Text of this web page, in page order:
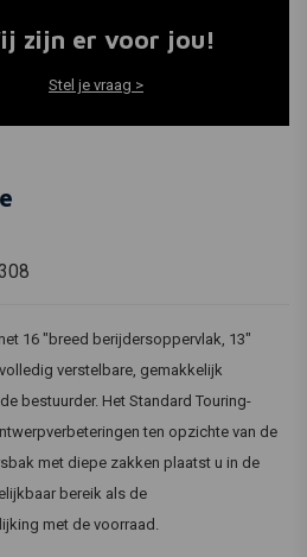
zijn er voor jou!
Stel je vraag >
16 "breed berijdersoppervlak, 13"
verstelbare, gemakkelijk
bestuurder. Het Standard Touring-
ten opzichte van de
met diepe zakken plaatst u in de
bereik als de
met de voorraad.